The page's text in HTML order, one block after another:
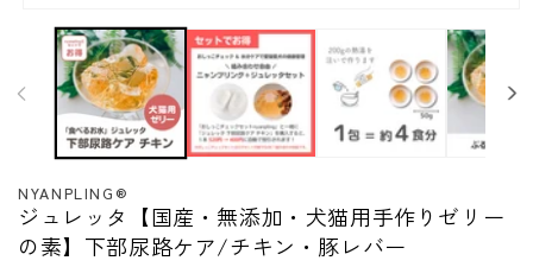
ル
で
ア
(1)
を
開
NYANPLING®︎
ジュレッタ【国産・無添加・犬猫用手作りゼリー
の素】下部尿路ケア/チキン・豚レバー